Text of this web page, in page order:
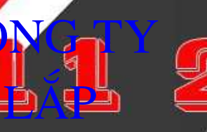
TY
LẮP